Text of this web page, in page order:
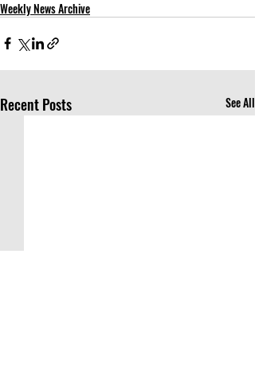
Weekly News Archive
Recent Posts See All